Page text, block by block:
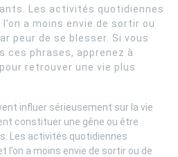
Les activités quotidiennes
a moins envie de sortir ou
peur de se blesser. Si vous
ces phrases, apprenez à
retrouver une vie plus
influer sérieusement sur la vie
constituer une gêne ou être
Les activités quotidiennes
l’on a moins envie de sortir ou de